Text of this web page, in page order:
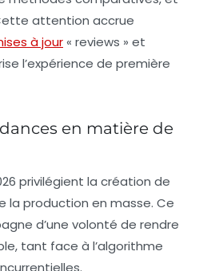
attention accrue
à jour« reviews » et
l’expérience de première
en matière de
privilégient la création de
la production en masse. Ce
d’une volonté de rendre
tant face à l’algorithme